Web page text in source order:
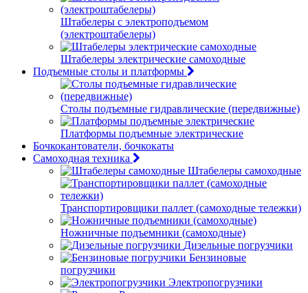
Штабелеры с электроподъемом
(электроштабелеры)
Штабелеры электрические самоходные
Подъемные столы и платформы
Столы подъемные гидравлические (передвижные)
Платформы подъемные электрические
Бочкокантователи, бочкокаты
Самоходная техника
Штабелеры самоходные
Транспортировщики паллет (самоходные тележки)
Ножничные подъемники (самоходные)
Дизельные погрузчики
Бензиновые
погрузчики
Электропогрузчики